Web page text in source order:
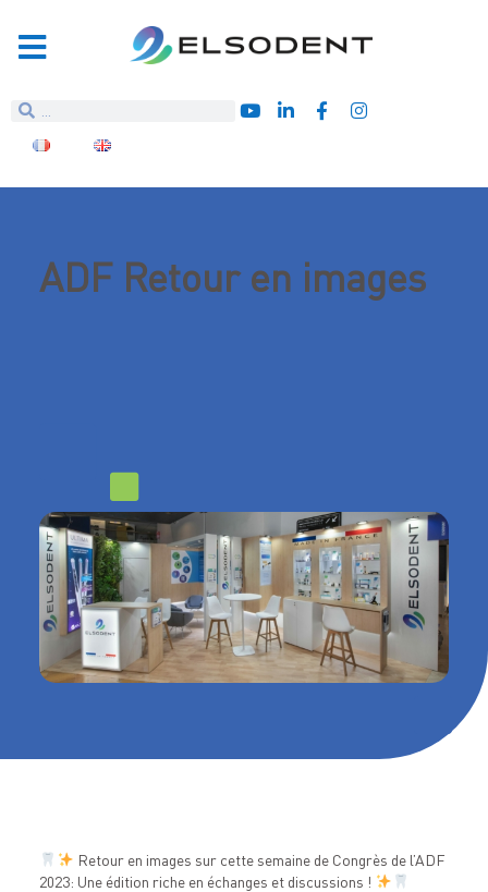
ADF Retour en images
Retour en images sur cette semaine de Congrès de l’ADF
2023: Une édition riche en échanges et discussions !